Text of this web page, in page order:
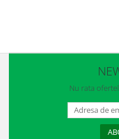
Nu rata